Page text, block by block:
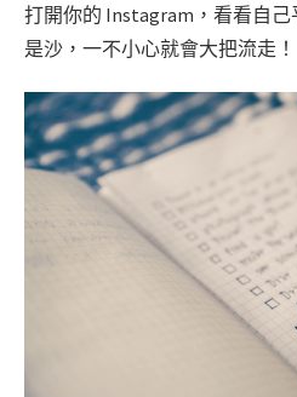
打開你的 Instagram，看看自
是沙，一不小心就會大把流走！